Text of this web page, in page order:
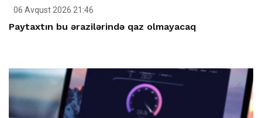
06 Avqust 2026 21:46
Paytaxtın bu ərazilərində qaz olmayacaq